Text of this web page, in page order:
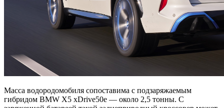
Масса водородомобиля сопоставима с подзаряжаемым
гибридом BMW X5 xDrive50e — около 2,5 тонны. С